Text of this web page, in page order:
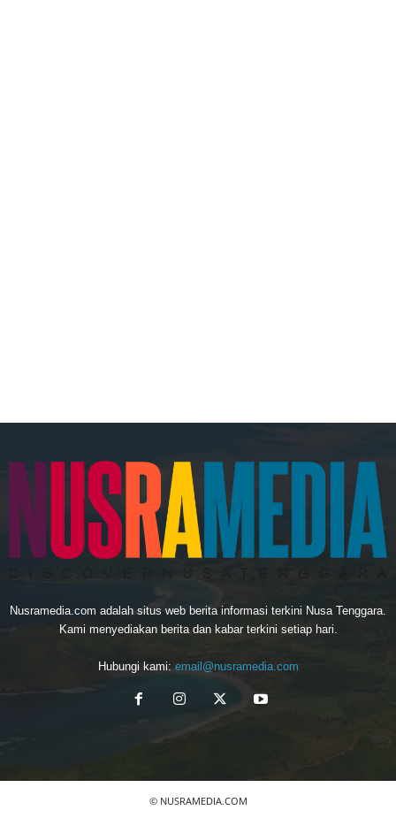
Nusramedia.com adalah situs web berita informasi terkini Nusa Tenggara.
Kami menyediakan berita dan kabar terkini setiap hari.
Hubungi kami: email@nusramedia.com
© NUSRAMEDIA.COM